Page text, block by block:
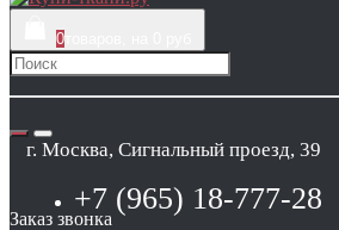
0
г. Москва, Сигнальный проезд, 39
+7 (965) 18-777-28
Заказ звонка